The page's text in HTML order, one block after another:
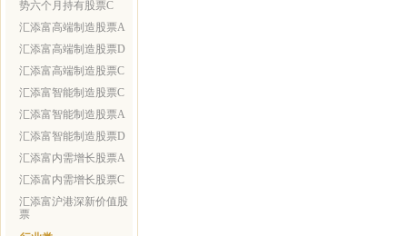
势六个月持有股票C
汇添富高端制造股票A
汇添富高端制造股票D
汇添富高端制造股票C
汇添富智能制造股票C
汇添富智能制造股票A
汇添富智能制造股票D
汇添富内需增长股票A
汇添富内需增长股票C
汇添富沪港深新价值股
票